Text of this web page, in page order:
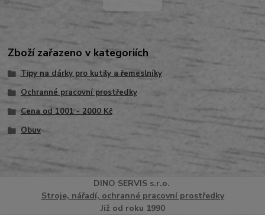
Zboží zařazeno v kategoriích
Tipy na dárky pro kutily a řemeslníky
Ochranné pracovní prostředky
Cena od 1001 - 2000 Kč
Obuv
DINO SERVISs.r.o.
Stroje, nářadí, ochranné pracovní prostředky
Již od roku 1990